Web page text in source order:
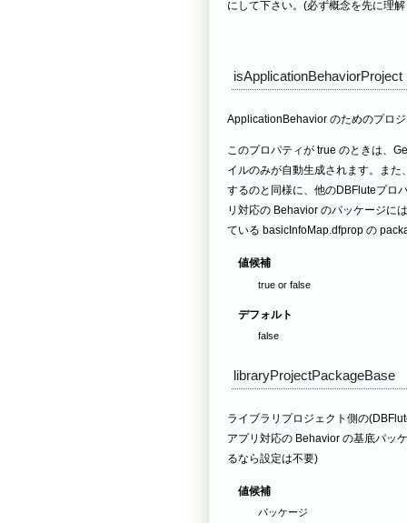
にして下さい。(必ず概念を先に理
isApplicationBehaviorProject
ApplicationBehavior のためのプロ
このプロパティが true のときは、
イルのみが自動生成されます。ま
するのと同様に、他のDBFluteプロ
リ対応の Behavior のパッケージに
ている basicInfoMap.dfprop の
値候補
true or false
デフォルト
false
libraryProjectPackageBase
ライブラリプロジェクト側の
アプリ対応の Behavior の基底パッ
るなら設定は不要)
値候補
パッケージ